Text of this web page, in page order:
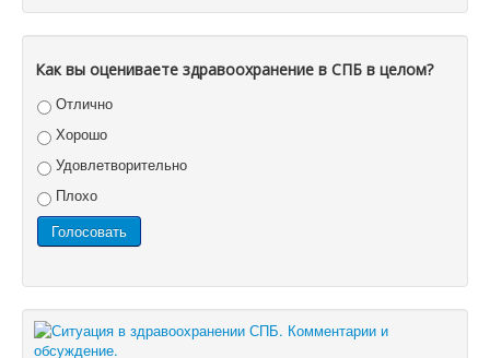
Как вы оцениваете здравоохранение в СПБ в целом?
Отлично
Хорошо
Удовлетворительно
Плохо